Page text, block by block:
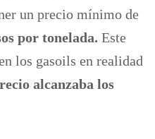
un precio mínimo de
por tonelada. Este
los gasoils en realidad
alcanzaba los